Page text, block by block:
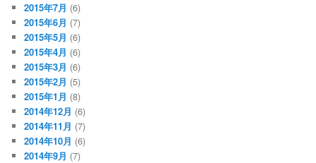
2015年7月 (6)
2015年6月 (7)
2015年5月 (6)
2015年4月 (6)
2015年3月 (6)
2015年2月 (5)
2015年1月 (8)
2014年12月 (6)
2014年11月 (7)
2014年10月 (6)
2014年9月 (7)